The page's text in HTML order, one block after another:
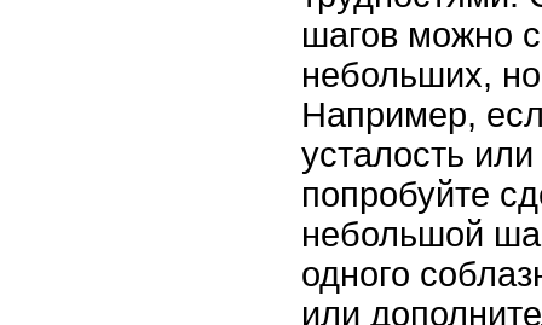
шагов можно
небольших,
Например,
усталость
попробуйте
небольшой
одного
или